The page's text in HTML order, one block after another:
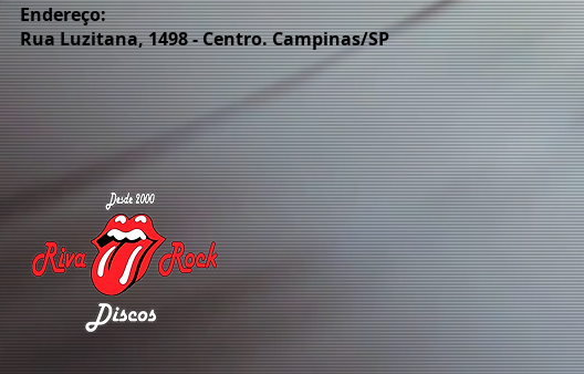
Endereço:
Rua Luzitana, 1498 - Centro. Campinas/SP